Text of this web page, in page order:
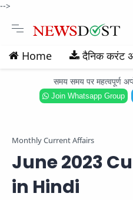
-->
Home दैनिक करंट
समय समय पर महत्वपूर्ण
Join Whatsapp Group
Monthly Current Affairs
June 2023
in Hindi